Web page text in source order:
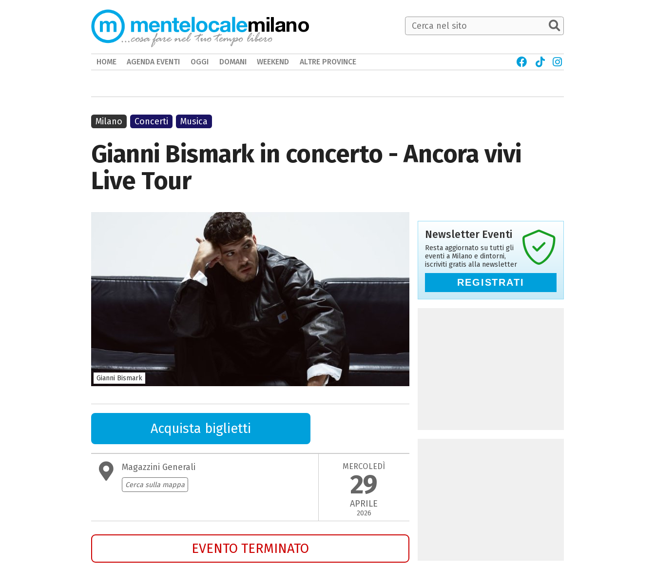
Gianni Bismark in concerto - Ancora vivi
Live Tour
Gianni Bismark
Acquista biglietti
Magazzini Generali
Cerca sulla mappa
MERCOLEDÌ
29
APRILE
2026
EVENTO TERMINATO
Milano Concerti Musica
Newsletter Eventi
Resta aggiornato su tutti gli
eventi a Milano e dintorni,
iscriviti gratis alla newsletter
REGISTRATI
milano
HOME AGENDA EVENTI OGGI DOMANI WEEKEND ALTRE PROVINCE